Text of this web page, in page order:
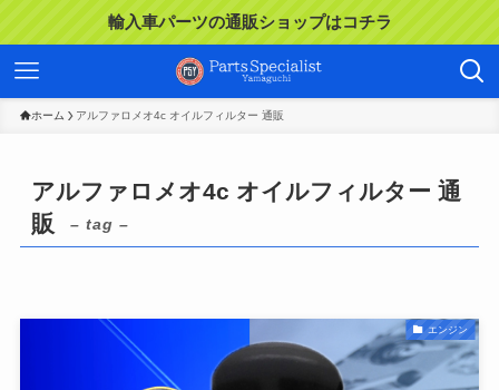
輸入車パーツの通販ショップはコチラ
ホーム アルファロメオ4c オイルフィルター 通販
アルファロメオ4c オイルフィルター 通
販
– tag –
エンジン